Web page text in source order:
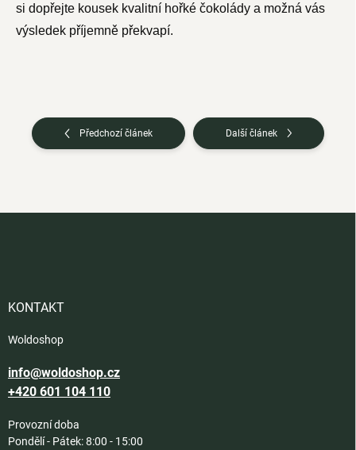
si dopřejte kousek kvalitní hořké čokolády a možná vás
výsledek příjemně překvapí.
Předchozí článek Další článek
KONTAKT
Woldoshop
info@woldoshop.cz
+420 601 104 110
Provozní doba
Pondělí - Pátek: 8:00 - 15:00